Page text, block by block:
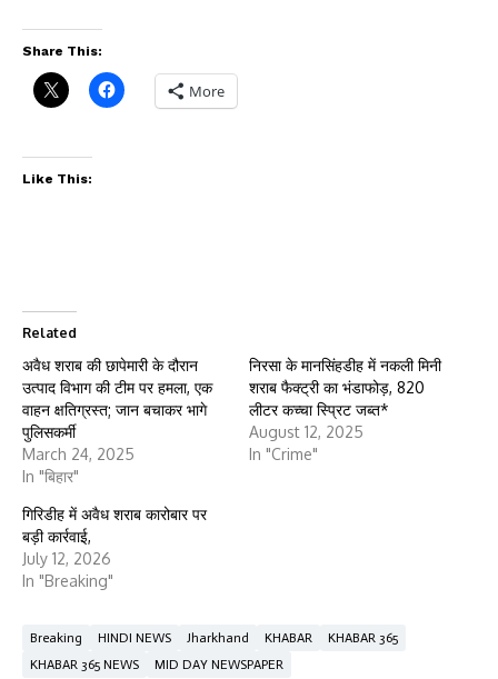
Share This:
More
Like This:
Related
अवैध शराब की छापेमारी के दौरान
उत्पाद विभाग की टीम पर हमला, एक
वाहन क्षतिग्रस्त; जान बचाकर भागे
पुलिसकर्मी
March 24, 2025
In "बिहार"
निरसा के मानसिंहडीह में नकली मिनी
शराब फैक्ट्री का भंडाफोड़, 820
लीटर कच्चा स्प्रिट जब्त*
August 12, 2025
In "Crime"
गिरिडीह में अवैध शराब कारोबार पर
बड़ी कार्रवाई,
July 12, 2026
In "Breaking"
Breaking HINDI NEWS Jharkhand KHABAR
KHABAR 365
KHABAR 365 NEWS
MID DAY NEWSPAPER